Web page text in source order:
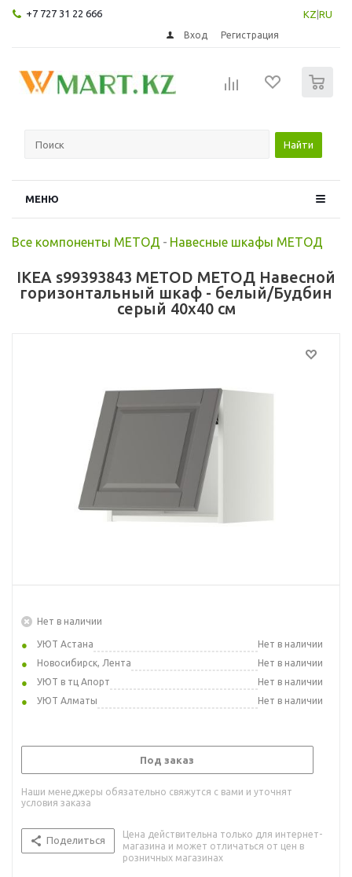
+7 727 31 22 666 KZ RU
Вход Регистрация
Найти
МЕНЮ
Все компоненты МЕТОД - Навесные шкафы МЕТОД
IKEA s99393843 METOD МЕТОД Навесной
горизонтальный шкаф - белый/Будбин
серый 40x40 см
Нет в наличии
УЮТ Астана
Нет в наличии
Новосибирск, Лента
Нет в наличии
УЮТ в тц Апорт
Нет в наличии
УЮТ Алматы
Нет в наличии
Под заказ
Наши менеджеры обязательно свяжутся с вами и уточнят
условия заказа
Поделиться
Цена действительна только для интернет-
магазина и может отличаться от цен в
розничных магазинах